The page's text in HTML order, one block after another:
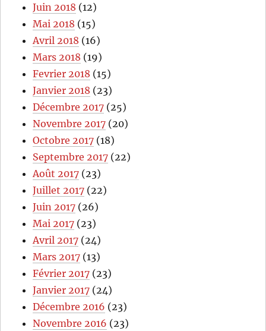
Juin 2018 (12)
Mai 2018 (15)
Avril 2018 (16)
Mars 2018 (19)
Fevrier 2018 (15)
Janvier 2018 (23)
Décembre 2017 (25)
Novembre 2017 (20)
Octobre 2017 (18)
Septembre 2017 (22)
Août 2017 (23)
Juillet 2017 (22)
Juin 2017 (26)
Mai 2017 (23)
Avril 2017 (24)
Mars 2017 (13)
Février 2017 (23)
Janvier 2017 (24)
Décembre 2016 (23)
Novembre 2016 (23)